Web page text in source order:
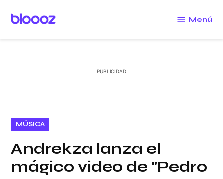
Menú
PUBLICADO
EN
MÚSICA
Andrekza lanza el
mágico video de "Pedro